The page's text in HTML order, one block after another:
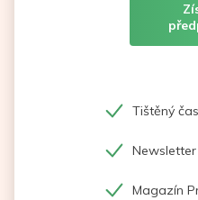
Tištěný
Newsletter
Magazín